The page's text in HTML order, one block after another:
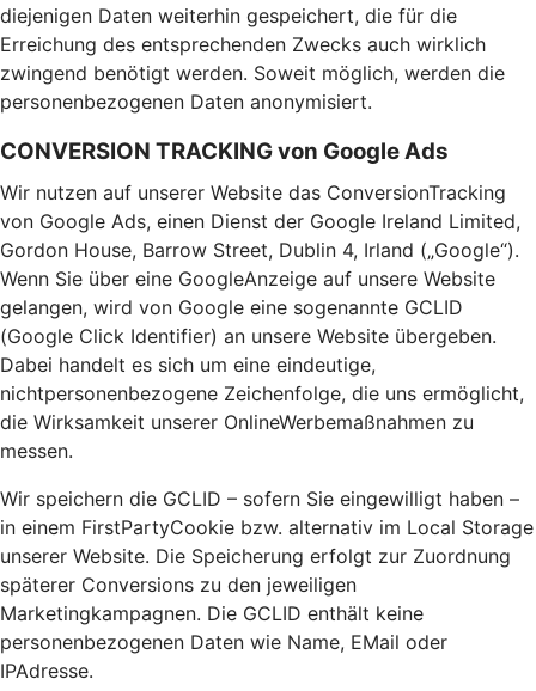
diejenigen Daten weiterhin gespeichert, die für die
Erreichung des entsprechenden Zwecks auch wirklich
zwingend benötigt werden. Soweit möglich, werden die
personenbezogenen Daten anonymisiert.
CONVERSION TRACKING von Google Ads
Wir nutzen auf unserer Website das ConversionTracking
von Google Ads, einen Dienst der Google Ireland Limited,
Gordon House, Barrow Street, Dublin 4, Irland („Google“).
Wenn Sie über eine GoogleAnzeige auf unsere Website
gelangen, wird von Google eine sogenannte GCLID
(Google Click Identifier) an unsere Website übergeben.
Dabei handelt es sich um eine eindeutige,
nichtpersonenbezogene Zeichenfolge, die uns ermöglicht,
die Wirksamkeit unserer OnlineWerbemaßnahmen zu
messen.
Wir speichern die GCLID – sofern Sie eingewilligt haben –
in einem FirstPartyCookie bzw. alternativ im Local Storage
unserer Website. Die Speicherung erfolgt zur Zuordnung
späterer Conversions zu den jeweiligen
Marketingkampagnen. Die GCLID enthält keine
personenbezogenen Daten wie Name, EMail oder
IPAdresse.